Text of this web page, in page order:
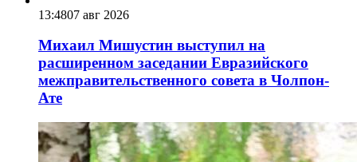
13:4807 авг 2026
Михаил Мишустин выступил на
расширенном заседании Евразийского
межправительственного совета в Чолпон-
Ате